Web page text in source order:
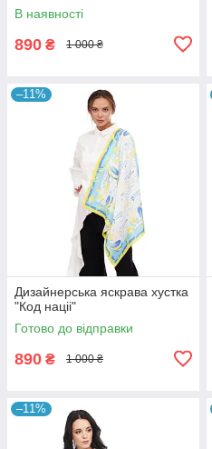
В наявності
890 ₴ 1 000 ₴
–11%
Дизайнерська яскрава хустка
"Код націі"
Готово до відправки
890 ₴ 1 000 ₴
–11%